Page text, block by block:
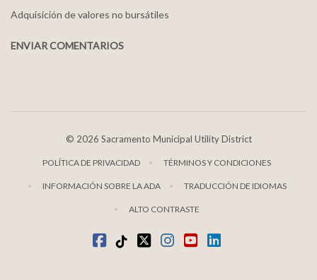
Adquisición de valores no bursátiles
ENVIAR COMENTARIOS
© 2026 Sacramento Municipal Utility District
POLÍTICA DE PRIVACIDAD TÉRMINOS Y CONDICIONES
INFORMACIÓN SOBRE LA ADA TRADUCCIÓN DE IDIOMAS
ALTO CONTRASTE
Facebook
TikToktwitterInstagram
youtubeLinkedIn